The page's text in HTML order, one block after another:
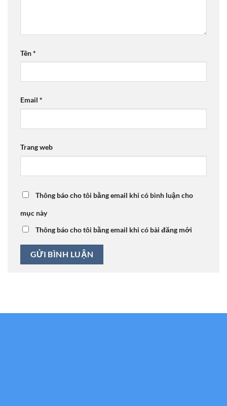
Tên*
Email *
Trang web
Thông báo cho tôi bằng email khi có bình luận cho
mục này
Thông báo cho tôi bằng email khi có bài đăng mới